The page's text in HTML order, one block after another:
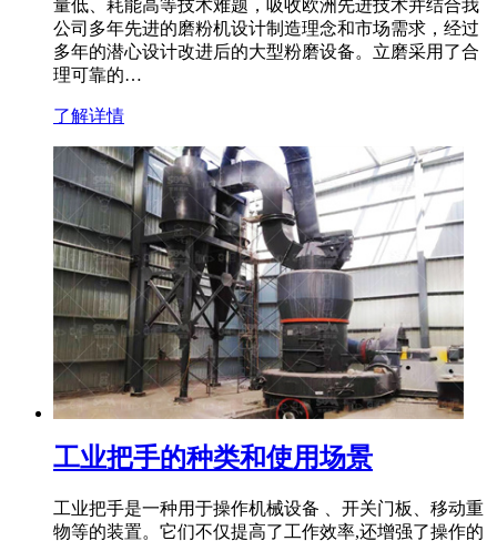
量低、耗能高等技术难题，吸收欧洲先进技术并结合我
公司多年先进的磨粉机设计制造理念和市场需求，经过
多年的潜心设计改进后的大型粉磨设备。立磨采用了合
理可靠的…
了解详情
工业把手的种类和使用场景
工业把手是一种用于操作机械设备 、开关门板、移动重
物等的装置。它们不仅提高了工作效率,还增强了操作的